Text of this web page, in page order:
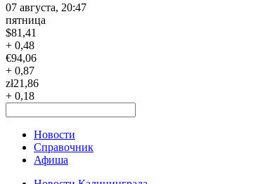
07 августа, 20:47
пятница
$81,41
+ 0,48
€94,06
+ 0,87
zł21,86
+ 0,18
Новости
Справочник
Афиша